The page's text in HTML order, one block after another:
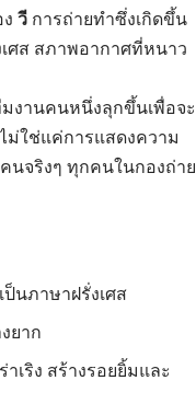
วี การถ่ายทำซึ่งเกิดขึ้น
ศส สภาพอากาศที่หนาว
มงานคนหนึ่งลุกขึ้นเพื่อจะ
ม่ใช่แค่การแสดงความ
นจริงๆ ทุกคนในกองถ่าย
ป็นภาษาฝรั่งเศส
ยาก
เริง สร้างรอยยิ้มและ